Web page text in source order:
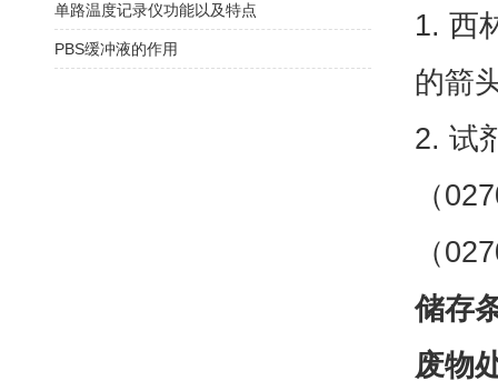
1. 西
的箭
2. 试
（
（
储存
废物
单路温度记录仪功能以及特点
PBS缓冲液的作用